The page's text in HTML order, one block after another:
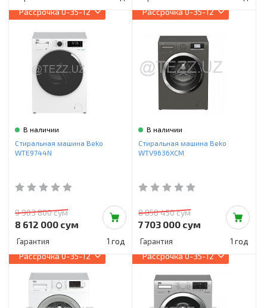
Рассрочка0-35-12
В наличии
Стиральная машина Beko
WTE9744N
9 903 800 сум
8 612 000 сум
Гарантия 1 год
Рассрочка0-35-12
В наличии
Стиральная машина Beko
WTV9636XCM
8 858 450 сум
7 703 000 сум
Гарантия 1 год
Рассрочка0-35-12 Рассрочка0-35-12